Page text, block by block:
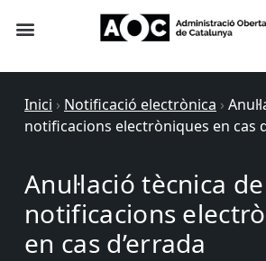
Inici › Notificació electrònica ›
notificacions electròniques en cas
Anul·lació tècnica de
notificacions
en cas d’errada